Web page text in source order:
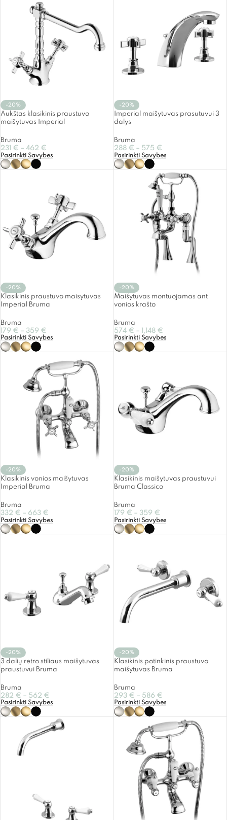
-20%
Aukštas klasikinis praustuvo
maišytuvas Imperial
Bruma
231 € – 462 €
Pasirinkti Savybes
-20%
Imperial maišytuvas prasutuvui 3
dalys
Bruma
288 € – 575 €
Pasirinkti Savybes
-20%
Klasikinis praustuvo maisytuvas
Imperial Bruma
Bruma
179 € – 359 €
Pasirinkti Savybes
-20%
Maišytuvas montuojamas ant
vonios krašto
Bruma
574 € – 1,148 €
Pasirinkti Savybes
-20%
Klasikinis vonios maišytuvas
Imperial Bruma
Bruma
332 € – 663 €
Pasirinkti Savybes
-20%
Klasikinis maišytuvas praustuvui
Bruma Classico
Bruma
179 € – 359 €
Pasirinkti Savybes
-20%
3 dalių retro stiliaus maišytuvas
praustuvui Bruma
Bruma
282 € – 562 €
Pasirinkti Savybes
-20%
Klasikinis potinkinis praustuvo
maišytuvas Bruma
Bruma
293 € – 586 €
Pasirinkti Savybes